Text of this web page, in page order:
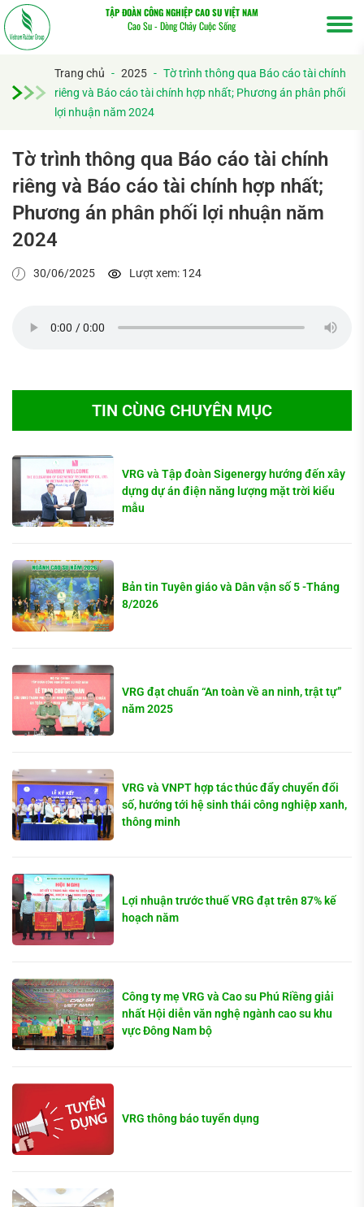
TẬP ĐOÀN CÔNG NGHIỆP CAO SU VIỆT NAM
Cao Su - Dòng Chảy Cuộc Sống
Trang chủ - 2025 - Tờ trình thông qua Báo cáo tài chính
riêng và Báo cáo tài chính hợp nhất; Phương án phân phối
lợi nhuận năm 2024
Tờ trình thông qua Báo cáo tài chính
riêng và Báo cáo tài chính hợp nhất;
Phương án phân phối lợi nhuận năm
2024
30/06/2025 Lượt xem: 124
TIN CÙNG CHUYÊN MỤC
VRG và Tập đoàn Sigenergy hướng đến xây
dựng dự án điện năng lượng mặt trời kiểu
mẫu
Bản tin Tuyên giáo và Dân vận số 5 -Tháng
8/2026
VRG đạt chuẩn “An toàn về an ninh, trật tự”
năm 2025
VRG và VNPT hợp tác thúc đẩy chuyển đổi
số, hướng tới hệ sinh thái công nghiệp xanh,
thông minh
Lợi nhuận trước thuế VRG đạt trên 87% kế
hoạch năm
Công ty mẹ VRG và Cao su Phú Riềng giải
nhất Hội diễn văn nghệ ngành cao su khu
vực Đông Nam bộ
VRG thông báo tuyển dụng
Tìm
kiếm...